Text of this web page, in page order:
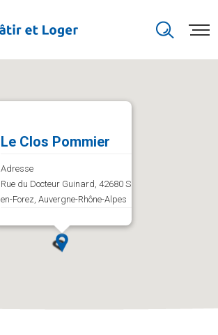
Le Clos Pommier
Adresse
Rue du Docteur Guinard, 42680 Saint-Marcellin-
en-Forez, Auvergne-Rhône-Alpes